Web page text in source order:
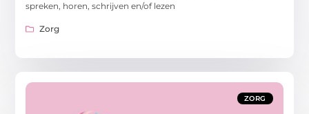
spreken, horen, schrijven en/of lezen
Zorg
ZORG